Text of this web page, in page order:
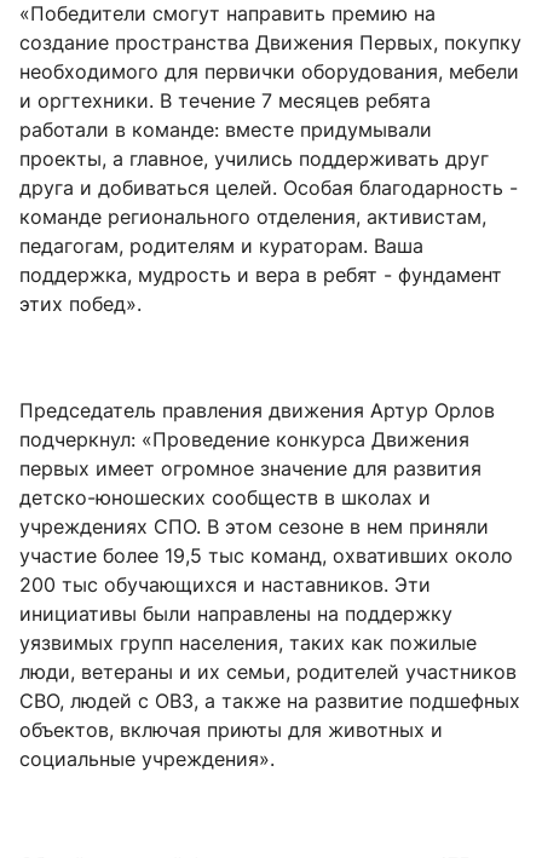
«Победители смогут направить премию на
создание пространства Движения Первых, покупку
необходимого для первички оборудования, мебели
и оргтехники. В течение 7 месяцев ребята
работали в команде: вместе придумывали
проекты, а главное, учились поддерживать друг
друга и добиваться целей. Особая благодарность -
команде регионального отделения, активистам,
педагогам, родителям и кураторам. Ваша
поддержка, мудрость и вера в ребят - фундамент
этих побед».
Председатель правления движения Артур Орлов
подчеркнул: «Проведение конкурса Движения
первых имеет огромное значение для развития
детско-юношеских сообществ в школах и
учреждениях СПО. В этом сезоне в нем приняли
участие более 19,5 тыс команд, охвативших около
200 тыс обучающихся и наставников. Эти
инициативы были направлены на поддержку
уязвимых групп населения, таких как пожилые
люди, ветераны и их семьи, родителей участников
СВО, людей с ОВЗ, а также на развитие подшефных
объектов, включая приюты для животных и
социальные учреждения».